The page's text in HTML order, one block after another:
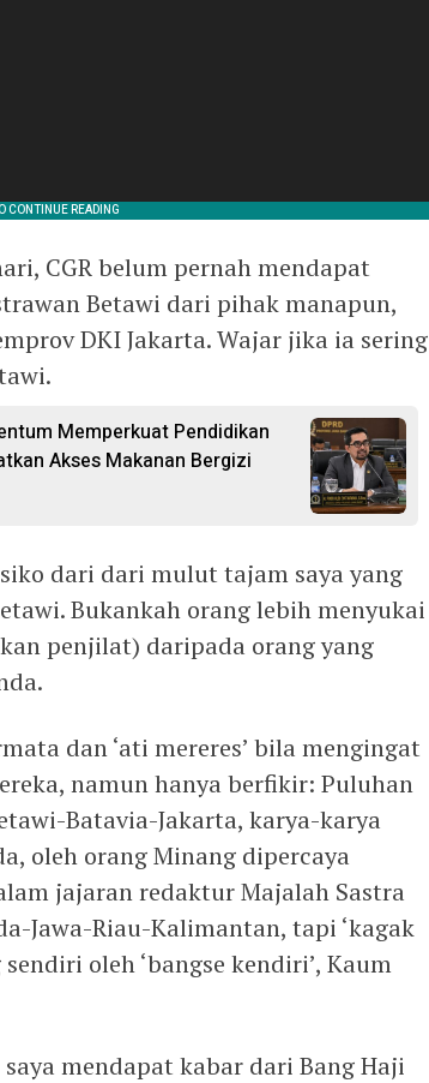
CGR belum pernah mendapat
Betawi dari pihak manapun,
DKI Jakarta. Wajar jika ia sering
Memperkuat Pendidikan
Akses Makanan Bergizi
dari dari mulut tajam saya yang
Bukankah orang lebih menyukai
penjilat) daripada orang yang
dan ‘ati mereres’ bila mengingat
namun hanya berfikir: Puluhan
Batavia-Jakarta, karya-karya
oleh orang Minang dipercaya
jajaran redaktur Majalah Sastra
Jawa-Riau-Kalimantan, tapi ‘kagak
oleh ‘bangse kendiri’, Kaum
mendapat kabar dari Bang Haji